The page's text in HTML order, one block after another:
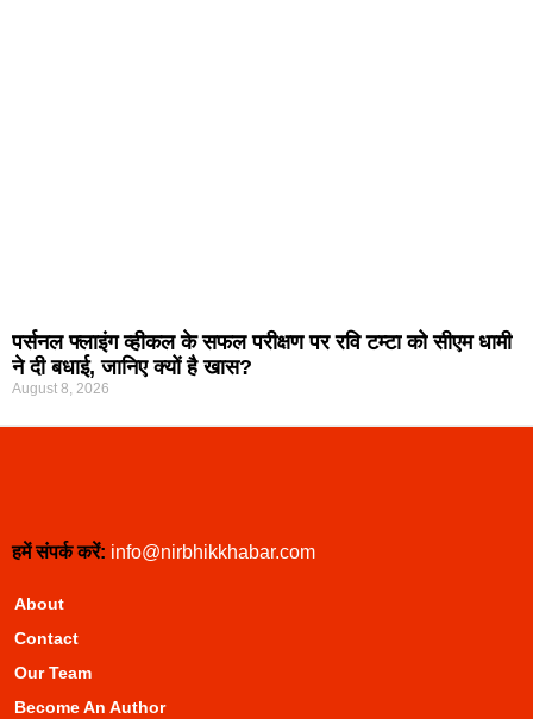
पर्सनल फ्लाइंग व्हीकल के सफल परीक्षण पर रवि टम्टा को सीएम धामी
ने दी बधाई, जानिए क्यों है खास?
August 8, 2026
हमें संपर्क करें: info@nirbhikkhabar.com
About
Contact
Our Team
Become An Author